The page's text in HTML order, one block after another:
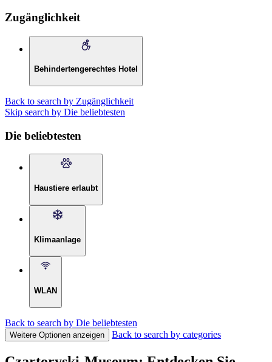
Zugänglichkeit
Behindertengerechtes Hotel
Back to search by Zugänglichkeit
Skip search by Die beliebtesten
Die beliebtesten
Haustiere erlaubt
Klimaanlage
WLAN
Back to search by Die beliebtesten
Weitere Optionen anzeigen Back to search by categories